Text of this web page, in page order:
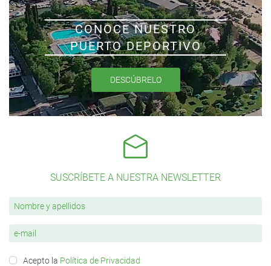
CONOCE NUESTRO
PUERTO DEPORTIVO
DESCÚBRELO
SUSCRÍBETE A NUESTRA NEWSLETTER
Acepto la Política de Privacidad